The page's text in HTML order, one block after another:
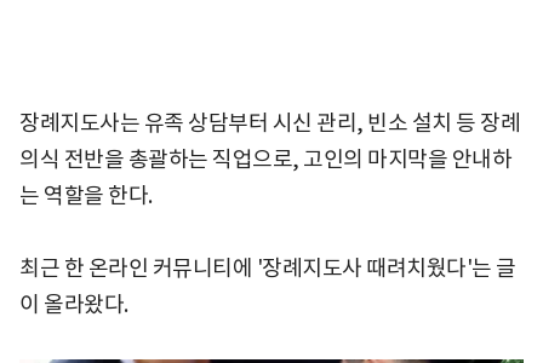
장례지도사는 유족 상담부터 시신 관리, 빈소 설치 등 장례
의식 전반을 총괄하는 직업으로, 고인의 마지막을 안내하
는 역할을 한다.
최근 한 온라인 커뮤니티에 '장례지도사 때려치웠다'는 글
이 올라왔다.